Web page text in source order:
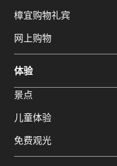
樟宜购物礼宾
网上购物
体验
景点
儿童体验
免费观光